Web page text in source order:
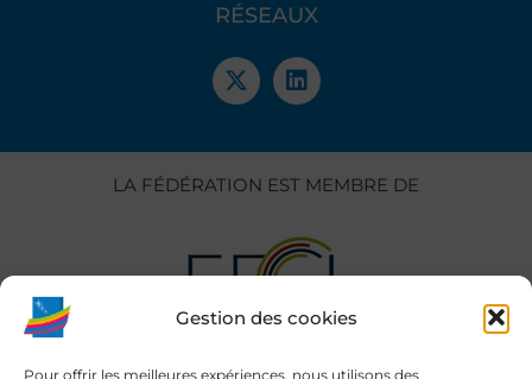
Gestion des cookies
Pour offrir les meilleures expériences, nous utilisons des
RÉSEAUX
LA FÉDÉRATION EST MEMBRE DE